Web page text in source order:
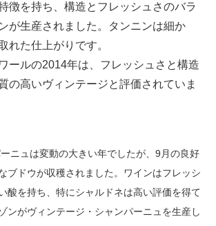
徴を持ち、構造とフレッシュさのバラ
が生産されました。タンニンは細か
れた仕上がりです。
ールの2014年は、フレッシュさと構造
の高いヴィンテージと評価されていま
ニュは変動の大きい年でしたが、9月の良好
ブドウが収穫されました。ワインはフレッシ
酸を持ち、特にシャルドネは高い評価を得て
ンがヴィンテージ・シャンパーニュを生産し